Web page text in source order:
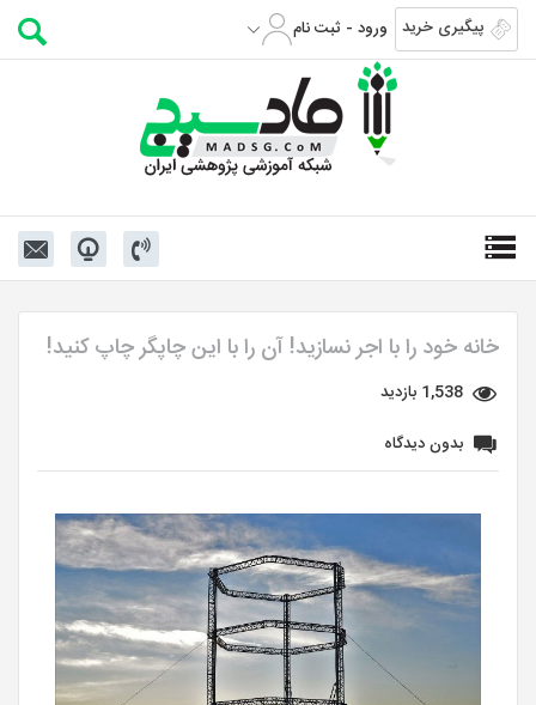
پیگیری خرید ورود - ثبت نام
خانه خود را با اجر نسازید! آن را با این چاپگر چاپ کنید!
1,538 بازدید
بدون دیدگاه